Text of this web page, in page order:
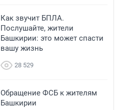
Как звучит БПЛА.
Послушайте, жители
Башкирии: это может спасти
вашу жизнь
28 529
Обращение ФСБ к жителям
Башкирии